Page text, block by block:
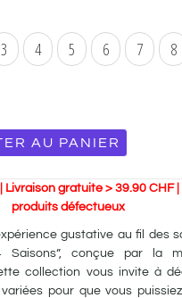
3 4 5 6 7 8
AU PANIER
Livraison gratuite > 39.90 CHF
produits défectueux
gustative au fil des
Saisons”, conçue par la
collection vous invite à
pour que vous